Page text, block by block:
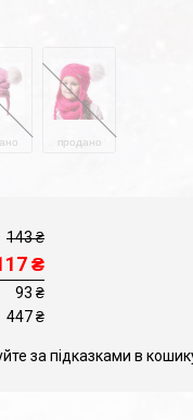
продано
143₴
₴
93 ₴
447₴
за підказками в